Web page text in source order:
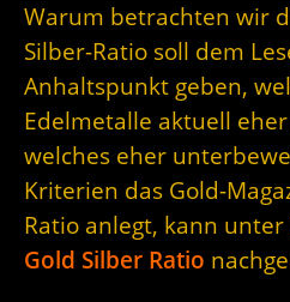
Warum betrachten wir
Silber-Ratio soll dem
Anhaltspunkt geben,
Edelmetalle aktuell
welches eher
Kriterien das Gold-
Ratio anlegt, kann unter
Gold Silber Ratio